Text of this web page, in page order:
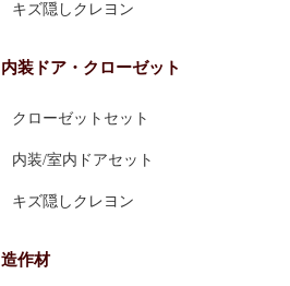
キズ隠しクレヨン
内装ドア・クローゼット
クローゼットセット
内装/室内ドアセット
キズ隠しクレヨン
造作材